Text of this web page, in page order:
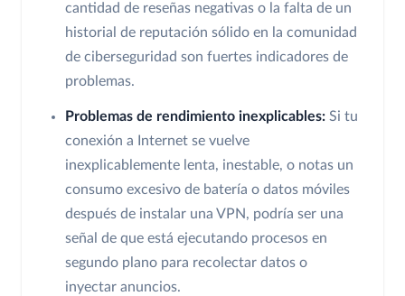
cantidad de reseñas negativas o la falta de un
historial de reputación sólido en la comunidad
de ciberseguridad son fuertes indicadores de
problemas.
Problemas de rendimiento inexplicables: Si tu
conexión a Internet se vuelve
inexplicablemente lenta, inestable, o notas un
consumo excesivo de batería o datos móviles
después de instalar una VPN, podría ser una
señal de que está ejecutando procesos en
segundo plano para recolectar datos o
inyectar anuncios.